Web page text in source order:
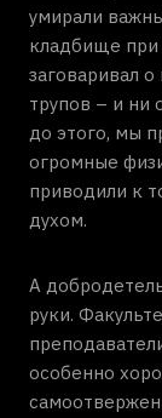
умирали
кладбище при
заговаривал
трупов – и ни
до этого, мы
огромные
приводили к
духом.
А
руки.
особенно